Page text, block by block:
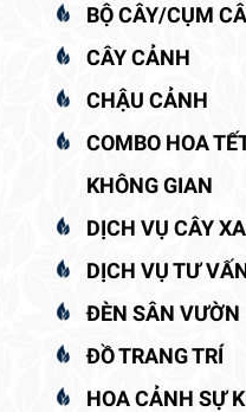
BỘ CÂY/CỤM
CÂY CẢNH
CHẬU CẢNH
COMBO HOA
KHÔNG GIAN
DỊCH VỤ CÂY
DỊCH VỤ TƯ
ĐÈN SÂN VƯỜN
ĐỒ TRANG TRÍ
HOA CẢNH SỰ